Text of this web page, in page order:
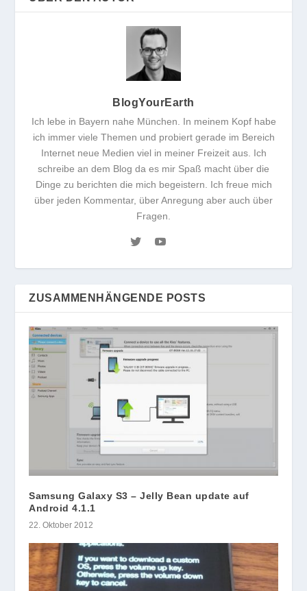
BlogYourEarth
Ich lebe in Bayern nahe München. In meinem Kopf habe
ich immer viele Themen und probiert gerade im Bereich
Internet neue Medien viel in meiner Freizeit aus. Ich
schreibe an dem Blog da es mir Spaß macht über die
Dinge zu berichten die mich begeistern. Ich freue mich
über jeden Kommentar, über Anregung aber auch über
Fragen.
ZUSAMMENHÄNGENDE POSTS
Samsung Galaxy S3 – Jelly Bean update auf
Android 4.1.1
22. Oktober 2012